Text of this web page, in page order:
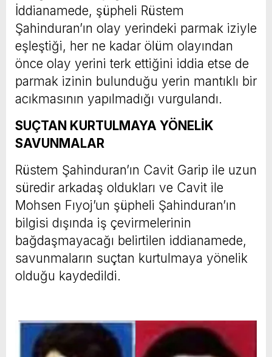
İddianamede, şüpheli Rüstem
Şahinduran’ın olay yerindeki parmak iziyle
eşleştiği, her ne kadar ölüm olayından
önce olay yerini terk ettiğini iddia etse de
parmak izinin bulunduğu yerin mantıklı bir
acıkmasının yapılmadığı vurgulandı.
SUÇTAN KURTULMAYA YÖNELİK
SAVUNMALAR
Rüstem Şahinduran’ın Cavit Garip ile uzun
süredir arkadaş oldukları ve Cavit ile
Mohsen Fıyoj’un şüpheli Şahinduran’ın
bilgisi dışında iş çevirmelerinin
bağdaşmayacağı belirtilen iddianamede,
savunmaların suçtan kurtulmaya yönelik
olduğu kaydedildi.